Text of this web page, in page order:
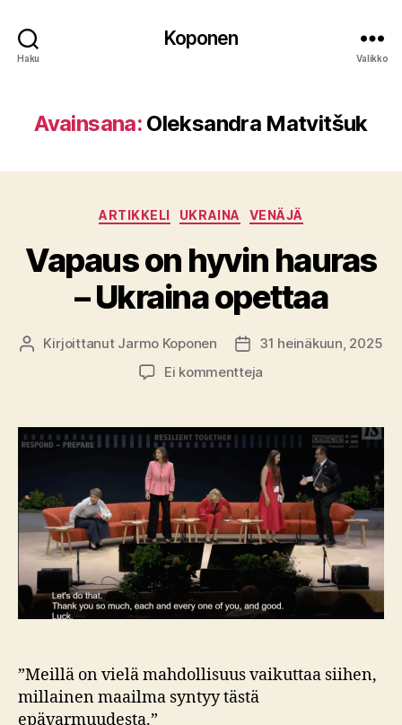
Haku
Koponen
Valikko
Avainsana: Oleksandra Matvitšuk
Kategoriat
ARTIKKELI UKRAINA VENÄJÄ
Vapaus on hyvin hauras
– Ukraina opettaa
Kirjoittaja
Kirjoittanut Jarmo Koponen Julkaisupäivämäärä
31 heinäkuun, 2025
Ei kommentteja
hyvin
hauras
–
Ukraina
opettaa
”Meillä on vielä mahdollisuus vaikuttaa siihen,
millainen maailma syntyy tästä
epävarmuudesta.”